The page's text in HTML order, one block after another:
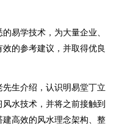
易学技术，为大量企业、
的参考建议，并取得优良
生介绍，认识明易堂丁立
水技术，并将之前接触到
高效的风水理念架构、整